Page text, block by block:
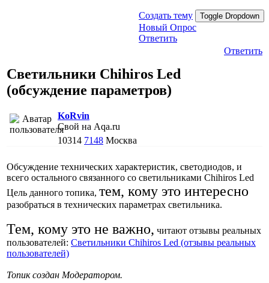
Создать тему Toggle Dropdown
Новый Опрос
Ответить
Ответить
Светильники Chihiros Led
(обсуждение параметров)
KoRvin
Свой на Aqa.ru
10314 7148 Москва
Обсуждение технических характеристик, светодиодов, и
всего остального связанного со светильниками Chihiros Led
Цель данного топика, тем, кому это интересно
разобраться в технических параметрах светильника.
Тем, кому это не важно, читают отзывы реальных
пользователей: Светильники Chihiros Led (отзывы реальных
пользователей)
Топик создан Модератором.